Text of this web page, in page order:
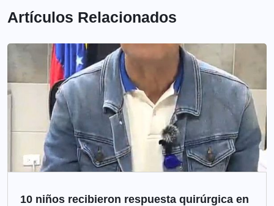
Artículos Relacionados
10 niños recibieron respuesta quirúrgica en